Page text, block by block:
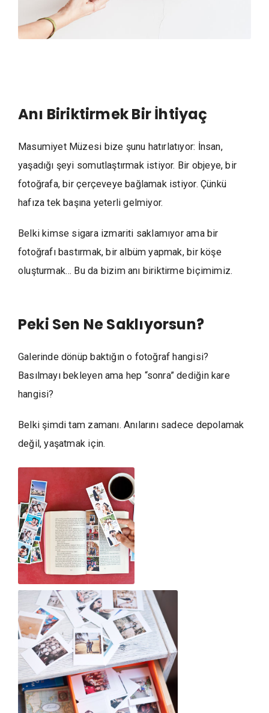
Anı Biriktirmek Bir İhtiyaç
Masumiyet Müzesi bize şunu hatırlatıyor: İnsan,
yaşadığı şeyi somutlaştırmak istiyor. Bir objeye, bir
fotoğrafa, bir çerçeveye bağlamak istiyor. Çünkü
hafıza tek başına yeterli gelmiyor.
Belki kimse sigara izmariti saklamıyor ama bir
fotoğrafı bastırmak, bir albüm yapmak, bir köşe
oluşturmak… Bu da bizim anı biriktirme biçimimiz.
Peki Sen Ne Saklıyorsun?
Galerinde dönüp baktığın o fotoğraf hangisi?
Basılmayı bekleyen ama hep “sonra” dediğin kare
hangisi?
Belki şimdi tam zamanı. Anılarını sadece depolamak
değil, yaşatmak için.